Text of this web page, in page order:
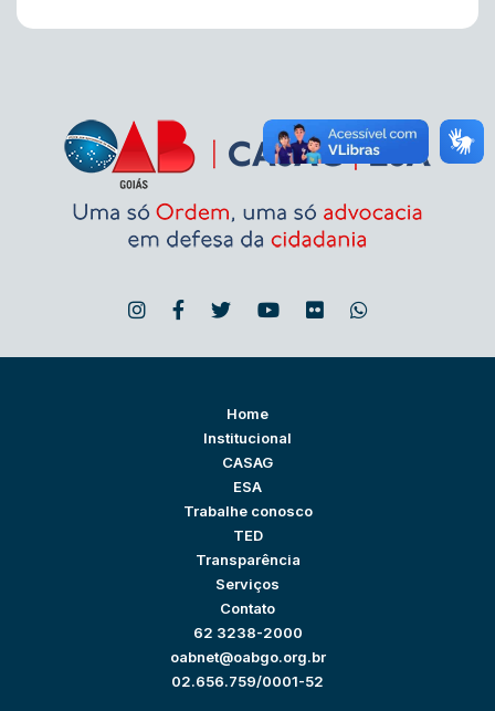
Home
Institucional
CASAG
ESA
Trabalhe conosco
TED
Transparência
Serviços
Contato
62 3238-2000
oabnet@oabgo.org.br
02.656.759/0001-52